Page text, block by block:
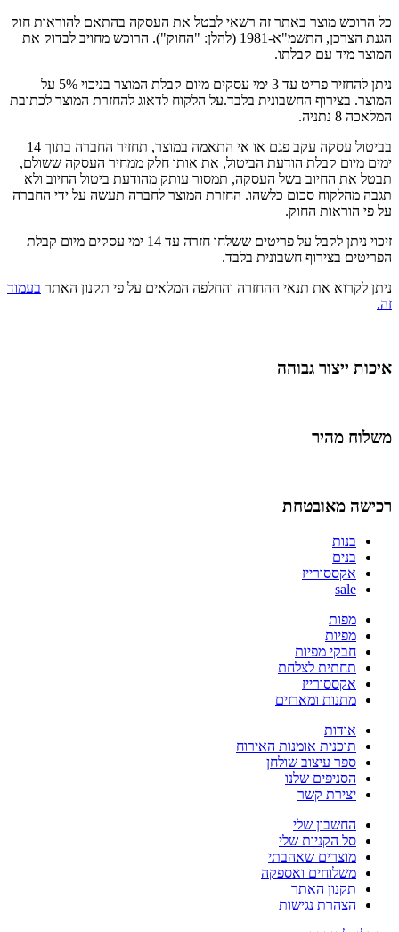
כל הרוכש מוצר באתר זה רשאי לבטל את העסקה בהתאם להוראות חוק
הגנת הצרכן, התשמ"א-1981 (להלן: "החוק"). הרוכש מחויב לבדוק את
המוצר מיד עם קבלתו.
ניתן להחזיר פריט עד 3 ימי עסקים מיום קבלת המוצר בניכוי 5% על
המוצר. בצירוף החשבונית בלבד.על הלקוח לדאוג להחזרת המוצר לכתובת
המלאכה 8 נתניה.
בביטול עסקה עקב פגם או אי התאמה במוצר, תחזיר החברה בתוך 14
ימים מיום קבלת הודעת הביטול, את אותו חלק ממחיר העסקה ששולם,
תבטל את החיוב בשל העסקה, תמסור עותק מהודעת ביטול החיוב ולא
תגבה מהלקוח סכום כלשהו. החזרת המוצר לחברה תעשה על ידי החברה
על פי הוראות החוק.
זיכוי ניתן לקבל על פריטים ששלחו חזרה עד 14 ימי עסקים מיום קבלת
הפריטים בצירוף חשבונית בלבד.
ניתן לקרוא את תנאי ההחזרה והחלפה המלאים על פי תקנון האתר בעמוד
זה.
איכות ייצור גבוהה
משלוח מהיר
רכישה מאובטחת
בנות
בנים
אקססורייז
sale
מפות
מפיות
חבקי מפיות
תחתית לצלחת
אקססורייז
מתנות ומארזים
אודות
תוכנית אומנות האירוח
ספר עיצוב שולחן
הסניפים שלנו
יצירת קשר
החשבון שלי
סל הקניות שלי
מוצרים שאהבתי
משלוחים ואספקה
תקנון האתר
הצהרת נגישות